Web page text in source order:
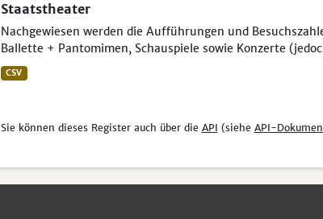
Staatstheater
Nachgewiesen werden die Aufführungen und
Ballette + Pantomimen, Schauspiele sowie Konzerte
CSV
Sie können dieses Register auch über die API (siehe API-